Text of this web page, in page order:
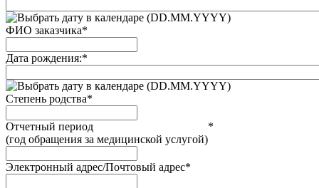
(DD.MM.YYYY)
ФИО заказчика*
Дата рождения:*
(DD.MM.YYYY)
Степень родства*
Отчетный период
(год обращения за медицинской услугой)
*
Электронный адрес/Почтовый адрес*